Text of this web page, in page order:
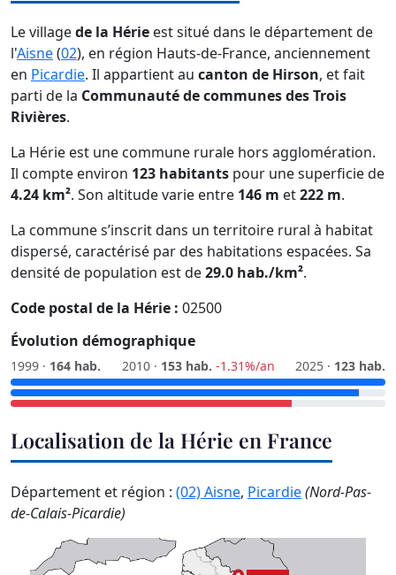
Le villagede la Hérie est situé dans le département de
l'Aisne(02), en région Hauts-de-France, anciennement
en Picardie. Il appartient au canton de Hirson, et fait
parti de la Communauté de communes des Trois
Rivières.
La Hérie est une commune rurale hors agglomération.
Il compte environ 123 habitants pour une superficie de
4.24 km². Son altitude varie entre 146 m et222 m.
La commune s’inscrit dans un territoire rural à habitat
dispersé, caractérisé par des habitations espacées. Sa
densité de population est de29.0 hab./km².
Code postal de la Hérie : 02500
Évolution démographique
1999 · 164 hab. 2010 · 153 hab. -1.31%/an 2025 · 123 hab.
Localisation de la Hérie en France
Département et région : (02) Aisne, Picardie(Nord-Pas-
de-Calais-Picardie)